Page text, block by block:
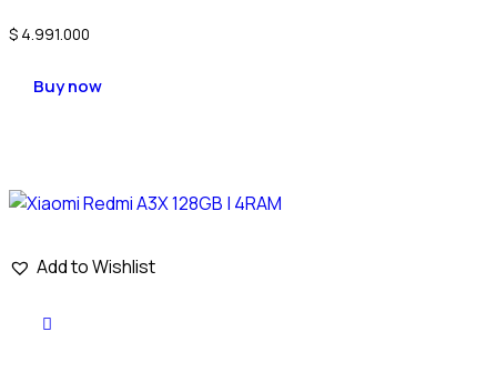
$ 4.991.000
Buy now
Add to Wishlist